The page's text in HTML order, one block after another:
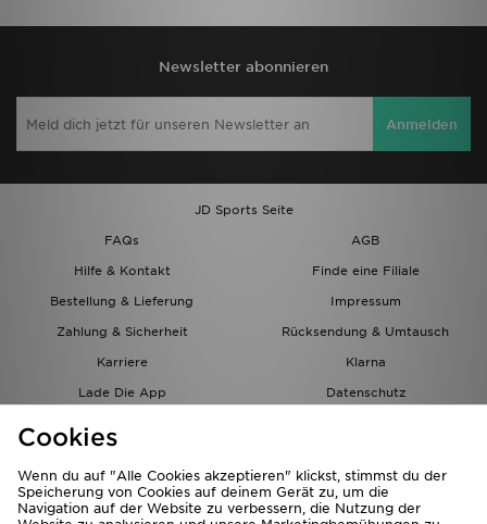
Newsletter abonnieren
Anmelden
JD Sports Seite
FAQs
AGB
Hilfe & Kontakt
Finde eine Filiale
Bestellung & Lieferung
Impressum
Zahlung & Sicherheit
Rücksendung & Umtausch
Karriere
Klarna
Lade Die App
Datenschutz
Cookies
Wenn du auf "Alle Cookies akzeptieren" klickst, stimmst du der
Speicherung von Cookies auf deinem Gerät zu, um die
Navigation auf der Website zu verbessern, die Nutzung der